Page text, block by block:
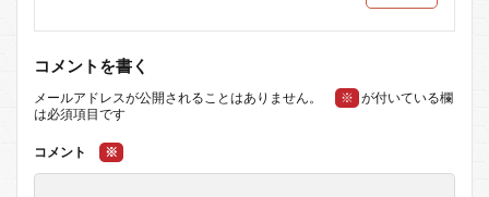
コメントを書く
メールアドレスが公開されることはありません。 ※ が付いている欄
は必須項目です
コメント ※